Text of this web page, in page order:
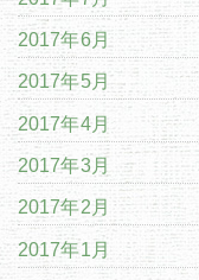
2017年6月
2017年5月
2017年4月
2017年3月
2017年2月
2017年1月